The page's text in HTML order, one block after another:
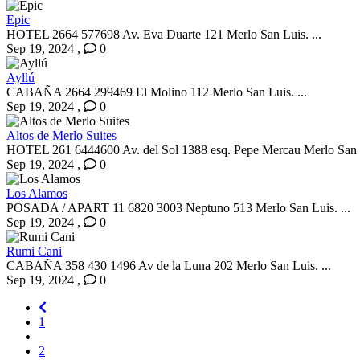
Epic
HOTEL 2664 577698 Av. Eva Duarte 121 Merlo San Luis. ...
Sep 19, 2024 , 0
Ayllú
CABAÑA 2664 299469 El Molino 112 Merlo San Luis. ...
Sep 19, 2024 , 0
Altos de Merlo Suites
HOTEL 261 6444600 Av. del Sol 1388 esq. Pepe Mercau Merlo
Sep 19, 2024 , 0
Los Alamos
POSADA / APART 11 6820 3003 Neptuno 513 Merlo San Luis. ...
Sep 19, 2024 , 0
Rumi Cani
CABAÑA 358 430 1496 Av de la Luna 202 Merlo San Luis. ...
Sep 19, 2024 , 0
1
2